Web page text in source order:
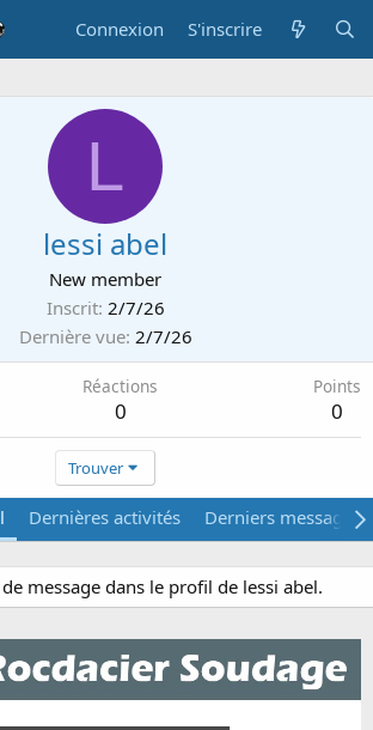
Connexion S'inscrire
L
lessi abel
New member
Inscrit 2/7/26
Dernière vue 2/7/26
Réactions
0
Points
0
Trouver
Dernières activités Derniers messages
message dans le profil de lessi abel.